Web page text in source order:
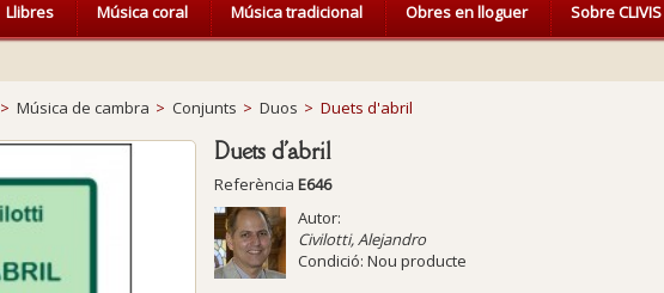
Llibres Música coral Música tradicional Obres en lloguer Sobre CLIVIS
> Música de cambra > Conjunts > Duos > Duets d'abril
Duets d'abril
Referència E646
Autor:
Civilotti, Alejandro
Condició: Nou producte